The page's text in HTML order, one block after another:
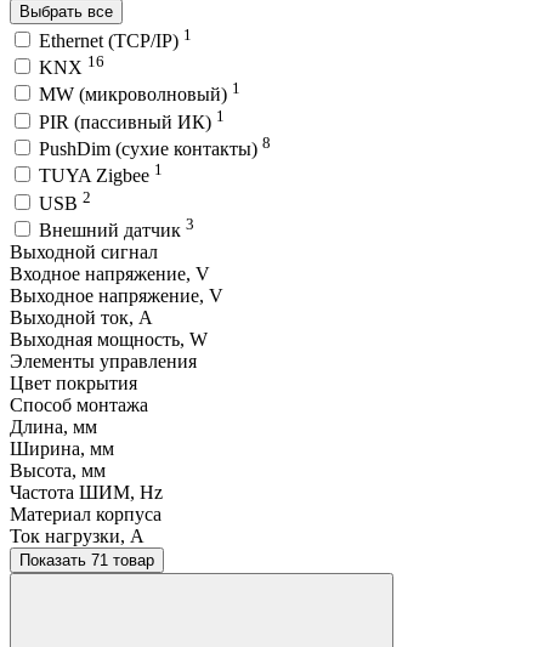
Выбрать все
Ethernet (TCP/IP) 1
KNX 16
MW (микроволновый) 1
PIR (пассивный ИК) 1
PushDim (сухие контакты) 8
TUYA Zigbee 1
USB 2
Внешний датчик 3
Выходной сигнал
Входное напряжение, V
Выходное напряжение, V
Выходной ток, A
Выходная мощность, W
Элементы управления
Цвет покрытия
Способ монтажа
Длина, мм
Ширина, мм
Высота, мм
Частота ШИМ, Hz
Материал корпуса
Ток нагрузки, A
Показать 71 товар